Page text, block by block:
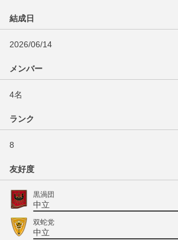
結成日
2026/06/14
メンバー
4名
ランク
8
友好度
黒渦団
中立
双蛇党
中立